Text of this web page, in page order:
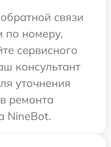
связи
по номеру,
сервисного
консультант
уточнения
ремонта
NineBot.